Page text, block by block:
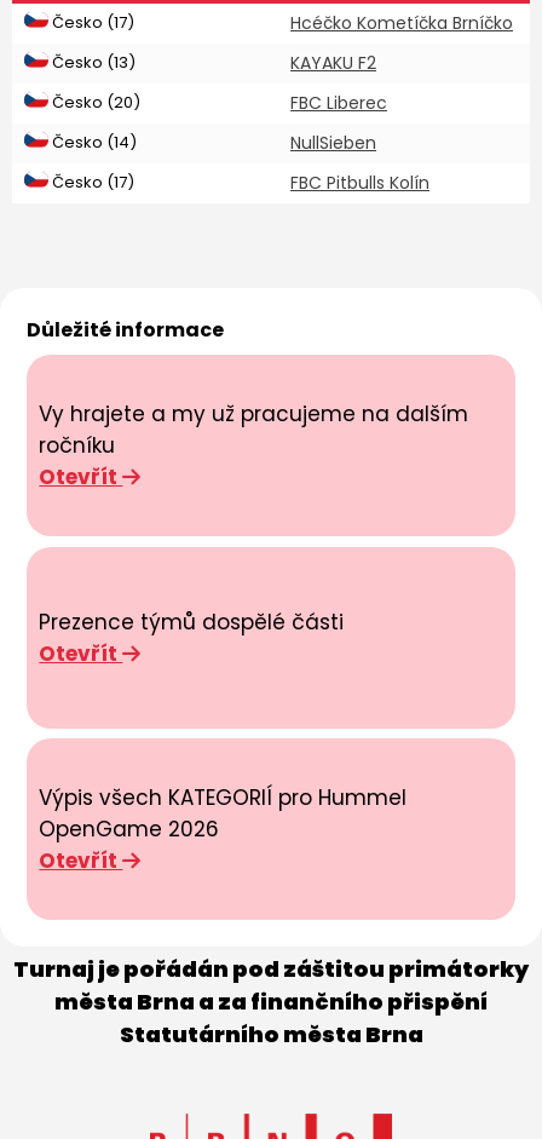
Česko (17) Hcéčko Kometíčka Brníčko
Česko (13) KAYAKU F2
Česko (20) FBC Liberec
Česko (14) NullSieben
Česko (17) FBC Pitbulls Kolín
Důležité informace
Vy hrajete a my už pracujeme na dalším
ročníku
Otevřít
Prezence týmů dospělé části
Otevřít
Výpis všech KATEGORIÍ pro Hummel
OpenGame 2026
Otevřít
Turnaj je pořádán pod záštitou primátorky
města Brna a za finančního přispění
Statutárního města Brna